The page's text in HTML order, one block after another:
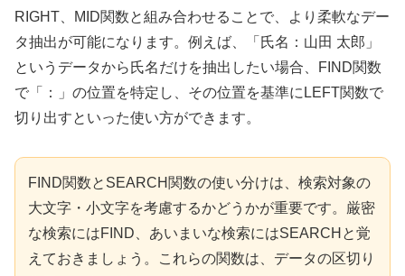
RIGHT、MID関数と組み合わせることで、より柔軟なデー
タ抽出が可能になります。例えば、「氏名：山田 太郎」
というデータから氏名だけを抽出したい場合、FIND関数
で「：」の位置を特定し、その位置を基準にLEFT関数で
切り出すといった使い方ができます。
FIND関数とSEARCH関数の使い分けは、検索対象の
大文字・小文字を考慮するかどうかが重要です。厳密
な検索にはFIND、あいまいな検索にはSEARCHと覚
えておきましょう。これらの関数は、データの区切り